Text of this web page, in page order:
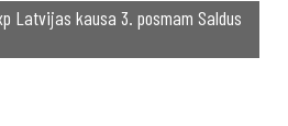
Latvijas kausa 3. posmam Saldus